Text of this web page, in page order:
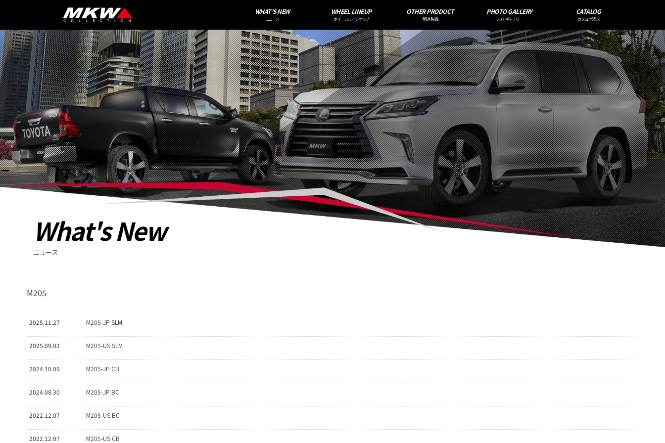
WHAT'S NEW
ニュース
WHEEL LINEUP
ホイールラインナップ
OTHER PRODUCT
関連製品
PHOTO GALLERY
フォトギャラリー
CATALOG
カタログ請求
What's New
ニュース
M205
2025.11.27 M205-JP SLM
2025.09.02 M205-US SLM
2024.10.09 M205-JP CB
2024.08.30 M205-JP BC
2022.12.07 M205-US BC
2022.12.07 M205-US CB